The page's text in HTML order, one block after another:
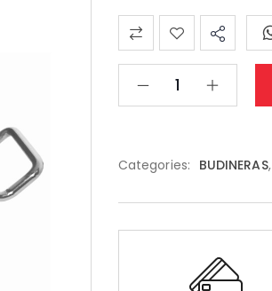
Categories: BUDINERAS,